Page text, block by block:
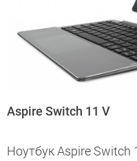
Aspire Switch 11 V
Ноутбук Aspire Switch